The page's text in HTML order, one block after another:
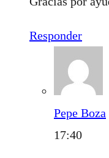
Responder
Pepe Boza
17:40